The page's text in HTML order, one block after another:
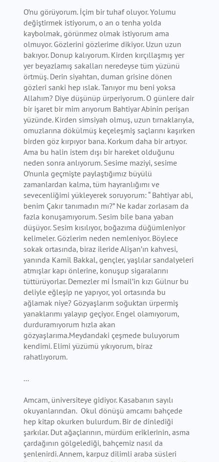
O’nu görüyorum. İçim bir tuhaf oluyor. Yolumu
değiştirmek istiyorum, o an o tenha yolda
kaybolmak, görünmez olmak istiyorum ama
olmuyor. Gözlerini gözlerime dikiyor. Uzun uzun
bakıyor. Donup kalıyorum. Kirden kırçıllaşmış yer
yer beyazlamış sakalları neredeyse tüm yüzünü
örtmüş. Derin siyahtan, duman grisine dönen
gözleri sanki hep ıslak. Tanıyor mu beni yoksa
Allahım? Diye düşünüp ürperiyorum. O günlere dair
bir işaret bir mim arıyorum Bahtiyar Abinin perişan
yüzünde. Kirden simsiyah olmuş, uzun tırnaklarıyla,
omuzlarına dökülmüş keçeleşmiş saçlarını kaşırken
birden göz kırpıyor bana. Korkum daha bir artıyor.
Ama bu halin istem dışı bir hareket olduğunu
neden sonra anlıyorum. Sesime maziyi, sesime
O’nunla geçmişte paylaştığımız büyülü
zamanlardan kalma, tüm hayranlığımı ve
sevecenliğimi yükleyerek soruyorum: “ Bahtiyar abi,
benim Çakır tanımadın mı?” Ne kadar zorlasam da
fazla konuşamıyorum. Sesim bile bana yaban
düşüyor. Sesim kısılıyor, boğazıma düğümleniyor
kelimeler. Gözlerim neden nemleniyor. Böylece
sokak ortasında, biraz ileride Alişan’ın kahvesi,
yanında Kamil Bakkal, gençler, yaşlılar sandalyeleri
atmışlar kapı önlerine, konuşup sigaralarını
tüttürüyorlar. Demezler mi İsmail’in kızı Gülnur bu
deliyle eğleşip ne yapıyor, yol ortasında bu
ağlamak niye? Gözyaşlarım soğuktan ürpermiş
yanaklarımı yalayıp geçiyor. Engel olamıyorum,
durduramıyorum hızla akan
gözyaşlarıma.Meydandaki çeşmede buluyorum
kendimi. Elimi yüzümü yıkıyorum, biraz
rahatlıyorum.
...
Amcam, üniversiteye gidiyor. Kasabanın sayılı
okuyanlarından. Okul dönüşü amcamı bahçede
hep kitap okurken bulurdum. Bir de dinlediği
şarkılar. Dut ağaçlarının, mürdüm eriklerinin, asma
çardağının gölgelediği, bahçemiz nasıl da
şenlenirdi. Annem, karpuz dilimli araba süsleri